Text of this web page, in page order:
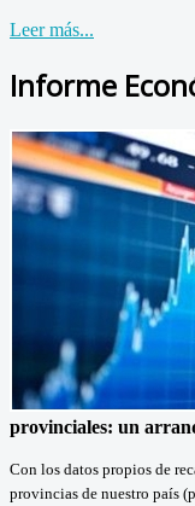
Leer más...
Informe
provinciales: un
Con los datos propios de
provincias de nuestro país